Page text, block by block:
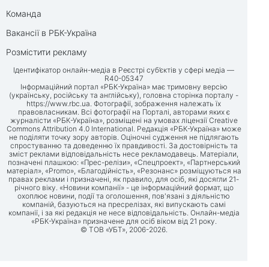
Команда
Вакансії в РБК-Україна
Розмістити рекламу
Ідентифікатор онлайн-медіа в Реєстрі суб’єктів у сфері медіа —
R40-05347
Інформаційний портал «РБК-Україна» має тримовну версію
(українську, російську та англійську), головна сторінка порталу -
https://www.rbc.ua. Фотографії, зображення належать їх
правовласникам. Всі фотографії на Порталі, авторами яких є
журналісти «РБК-Україна», розміщені на умовах ліцензії Creative
Commons Attribution 4.0 International. Редакція «РБК-Україна» може
не поділяти точку зору авторів. Оціночні судження не підлягають
спростуванню та доведенню їх правдивості. За достовірність та
зміст реклами відповідальність несе рекламодавець. Матеріали,
позначені плашкою: «Прес-релізи», «Спецпроект», «Партнерський
матеріал», «Promo», «Благодійність», «Резонанс» розміщуються на
правах реклами і призначені, як правило, для осіб, які досягли 21-
річного віку. «Новини компанії» - це інформаційний формат, що
охоплює новини, події та оголошення, пов'язані з діяльністю
компаній, базуються на пресрелізах, які випускають самі
компанії, і за які редакція не несе відповідальність. Онлайн-медіа
«РБК-Україна» призначене для осіб віком від 21 року.
© ТОВ «УБТ», 2006-2026.